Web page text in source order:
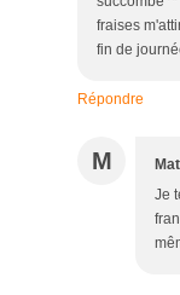
fraises
fin de
Répondre
M
Je